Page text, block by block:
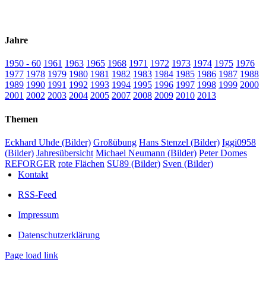
Jahre
1950 - 60 1961 1963 1965 1968 1971 1972 1973 1974 1975 1976
1977 1978 1979 1980 1981 1982 1983 1984 1985 1986 1987 1988
1989 1990 1991 1992 1993 1994 1995 1996 1997 1998 1999 2000
2001 2002 2003 2004 2005 2007 2008 2009 2010 2013
Themen
Eckhard Uhde (Bilder) Großübung Hans Stenzel (Bilder) Iggi0958
(Bilder) Jahresübersicht Michael Neumann (Bilder) Peter Domes
REFORGER rote Flächen SU89 (Bilder) Sven (Bilder)
Kontakt
RSS-Feed
Impressum
Datenschutzerklärung
Page load link